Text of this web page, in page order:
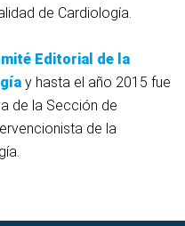
de Cardiología.
Editorial de la
y hasta el año 2015 fue
de la Sección de
de la